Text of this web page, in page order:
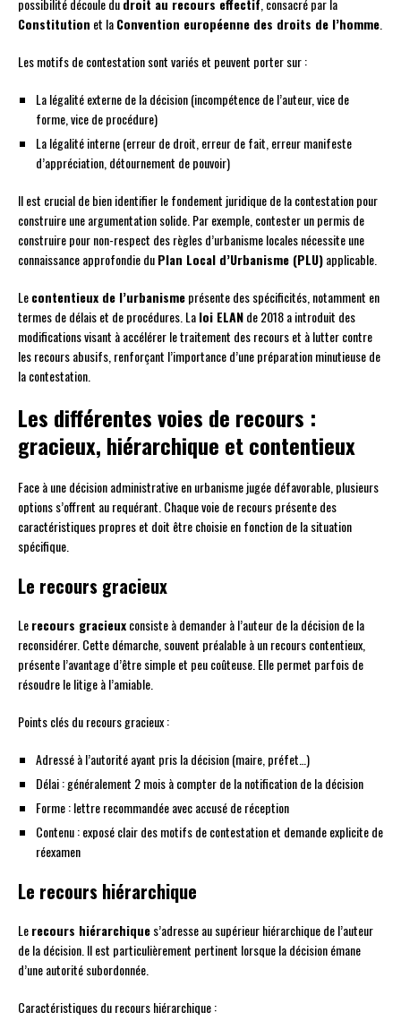
possibilité découle dudroit au recours effectif, consacré par la
Constitution et laConvention européenne des droits de l’homme.
Les motifs de contestation sont variés et peuvent porter sur :
La légalité externe de la décision (incompétence de l’auteur, vice de
forme, vice de procédure)
La légalité interne (erreur de droit, erreur de fait, erreur manifeste
d’appréciation, détournement de pouvoir)
Il est crucial de bien identifier le fondement juridique de la contestation pour
construire une argumentation solide. Par exemple, contester un permis de
construire pour non-respect des règles d’urbanisme locales nécessite une
connaissance approfondie duPlan Local d’Urbanisme (PLU)applicable.
Lecontentieux de l’urbanismeprésente des spécificités, notamment en
termes de délais et de procédures. Laloi ELANde 2018 a introduit des
modifications visant à accélérer le traitement des recours et à lutter contre
les recours abusifs, renforçant l’importance d’une préparation minutieuse de
la contestation.
Les différentes voies de recours :
gracieux, hiérarchique et contentieux
Face à une décision administrative en urbanisme jugée défavorable, plusieurs
options s’offrent au requérant. Chaque voie de recours présente des
caractéristiques propres et doit être choisie en fonction de la situation
spécifique.
Le recours gracieux
Lerecours gracieuxconsiste à demander à l’auteur de la décision de la
reconsidérer. Cette démarche, souvent préalable à un recours contentieux,
présente l’avantage d’être simple et peu coûteuse. Elle permet parfois de
résoudre le litige à l’amiable.
Points clés du recours gracieux :
Adressé à l’autorité ayant pris la décision (maire, préfet…)
Délai : généralement 2 mois à compter de la notification de la décision
Forme : lettre recommandée avec accusé de réception
Contenu : exposé clair des motifs de contestation et demande explicite de
réexamen
Le recours hiérarchique
Lerecours hiérarchiques’adresse au supérieur hiérarchique de l’auteur
de la décision. Il est particulièrement pertinent lorsque la décision émane
d’une autorité subordonnée.
Caractéristiques du recours hiérarchique :